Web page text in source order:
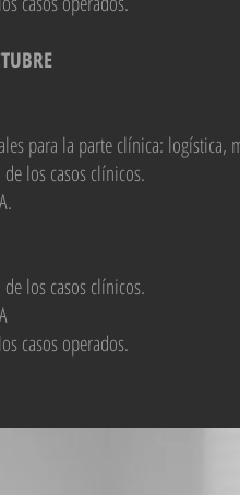
para la parte clínica: logística,
los casos clínicos.
los casos clínicos.
casos operados.